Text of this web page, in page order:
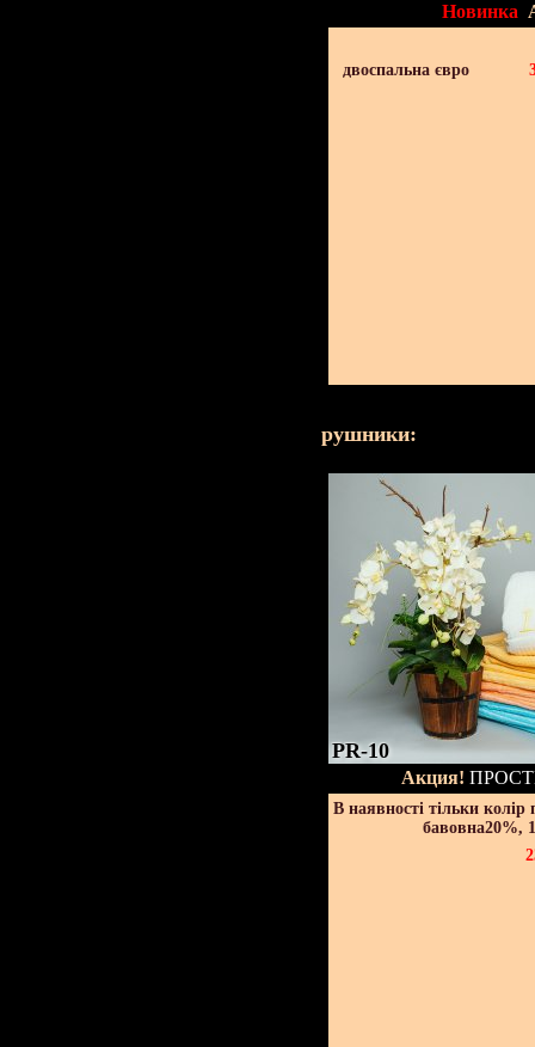
Новинка
двоспальна євро
рушники:
PR-10
Акция!
В наявності тільки
бавовна20%,